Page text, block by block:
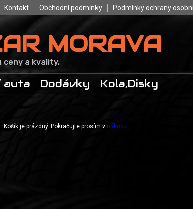
Kontakt Obchodní podmínky Podmínky ochrany
MORAVA
ceny a kvality.
auta Dodávky Kola,Disky
Košík je prázdný. Pokračujte prosím v nákupu.